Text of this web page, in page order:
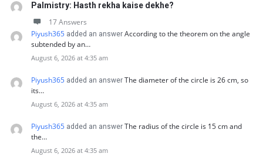
Palmistry: Hasth rekha kaise dekhe?
17 Answers
Piyush365 added an answer According to the theorem on the angle
subtended by an…
August 6, 2026 at 4:35 am
Piyush365 added an answer The diameter of the circle is 26 cm, so
its…
August 6, 2026 at 4:35 am
Piyush365 added an answer The radius of the circle is 15 cm and
the…
August 6, 2026 at 4:35 am